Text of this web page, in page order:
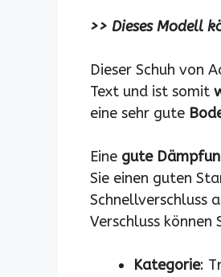
>> Dieses Modell
Dieser Schuh von
Text und ist somit
eine sehr gute
Eine gute
Sie einen guten
Schnellverschluss
Verschluss können
Kategorie: